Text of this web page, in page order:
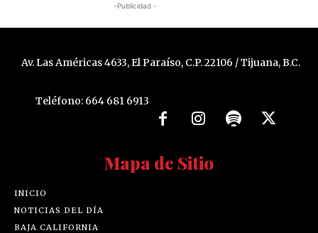
-Publicidad -
Av. Las Américas 4633, El Paraíso, C.P. 22106 / Tijuana, B.C.
Teléfono: 664 681 6913
Mapa de Sitio
INICIO
NOTICIAS DEL DÍA
BAJA CALIFORNIA